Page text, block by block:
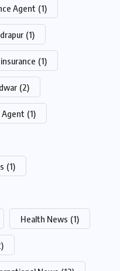
Agent (1)
(1)
(1)
(2)
Agent (1)
(1)
Health News (1)